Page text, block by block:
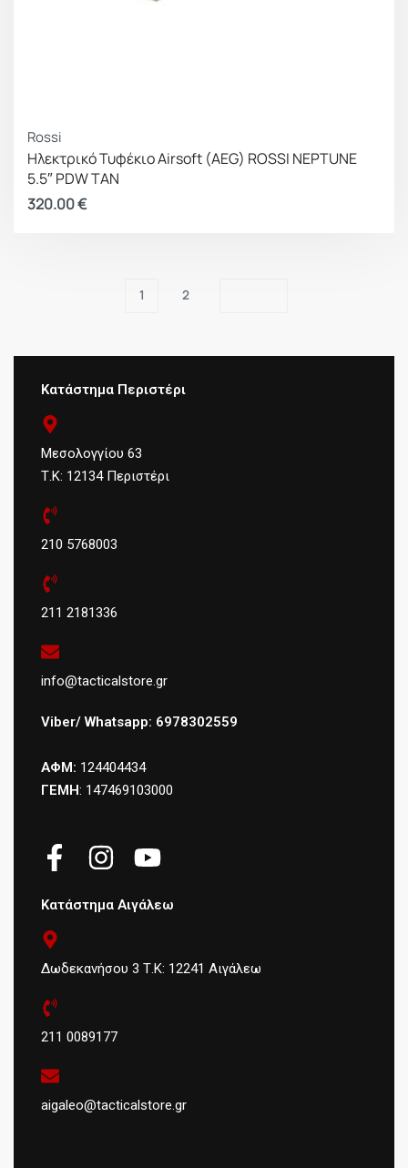
Rossi
Ηλεκτρικό Τυφέκιο Airsoft (AEG) ROSSI NEPTUNE
5.5″ PDW TAN
320.00€
1 2
Κατάστημα Περιστέρι
Μεσολογγίου 63
Τ.Κ: 12134 Περιστέρι
210 5768003
211 2181336
info@tacticalstore.gr
Viber/ Whatsapp: 6978302559
ΑΦΜ: 124404434
ΓΕΜΗ: 147469103000
Κατάστημα Αιγάλεω
Δωδεκανήσου 3 Τ.Κ: 12241 Αιγάλεω
211 0089177
aigaleo@tacticalstore.gr